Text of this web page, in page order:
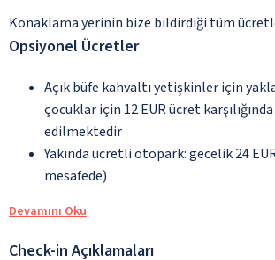
Konaklama yerinin bize bildirdiği tüm
Opsiyonel Ücretler
Açık büfe kahvaltı yetişkinler için
çocuklar için 12 EUR ücret
edilmektedir
Yakında ücretli otopark: gecelik 24
mesafede)
Devamını Oku
Check-in Açıklamaları